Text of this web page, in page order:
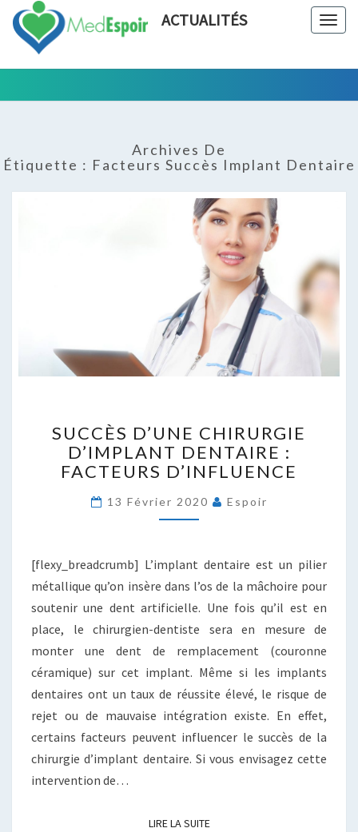
ACTUALITÉS
Avec La
Chirurgie
Esthétique
Archives De
Étiquette : Facteurs Succès Implant Dentaire
D’UNE
CHIRURGIE
D’IMPLANT
:
FACTEURS
SUCCÈS D’UNE CHIRURGIE
D’IMPLANT DENTAIRE :
FACTEURS D’INFLUENCE
13 Février 2020 Espoir
[flexy_breadcrumb] L’implant dentaire est un pilier
métallique qu’on insère dans l’os de la mâchoire pour
soutenir une dent artificielle. Une fois qu’il est en
place, le chirurgien-dentiste sera en mesure de
monter une dent de remplacement (couronne
céramique) sur cet implant. Même si les implants
dentaires ont un taux de réussite élevé, le risque de
rejet ou de mauvaise intégration existe. En effet,
certains facteurs peuvent influencer le succès de la
chirurgie d’implant dentaire. Si vous envisagez cette
intervention de…
LIRE LA SUITELIRE LA SUITE